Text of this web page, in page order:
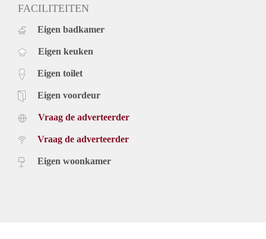
FACILITEITEN
Eigen badkamer
Eigen keuken
Eigen toilet
Eigen voordeur
Vraag de adverteerder
Vraag de adverteerder
Eigen woonkamer